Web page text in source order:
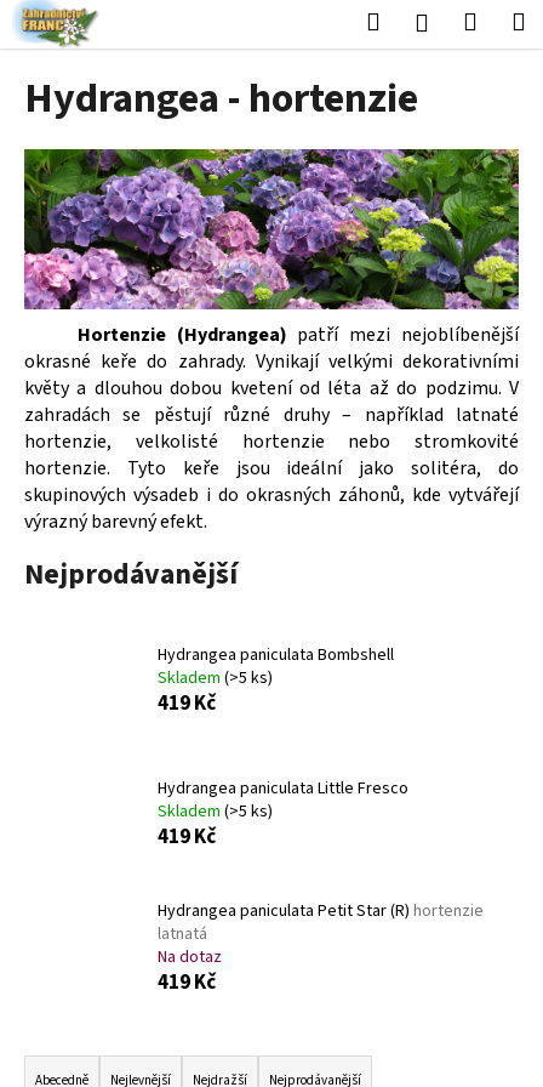
Přejít
na
obsah
HledatPřihlášení
Hydrangea - hortenzie
Hortenzie (Hydrangea) patří mezi nejoblíbenější
okrasné keře do zahrady. Vynikají velkými dekorativními
květy a dlouhou dobou kvetení od léta až do podzimu. V
zahradách se pěstují různé druhy – například latnaté
hortenzie, velkolisté hortenzie nebo stromkovité
hortenzie. Tyto keře jsou ideální jako solitéra, do
skupinových výsadeb i do okrasných záhonů, kde vytvářejí
výrazný barevný efekt.
Nejprodávanější
Hydrangea paniculata Bombshell
Skladem (>5 ks)
419 Kč
Hydrangea paniculata Little Fresco
Skladem (>5 ks)
419 Kč
Hydrangea paniculata Petit Star (R) hortenzie
latnatá
Na dotaz
419 Kč
Ř
Abecedně Nejlevnější Nejdražší Nejprodávanější
K
o
o
p
o
t
ř
e
b
u
j
e
t
e
n
a
HLEDAT
u